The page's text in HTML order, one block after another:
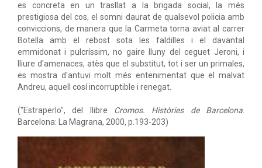
es concreta en un trasllat a la brigada social, la més
prestigiosa del cos, el somni daurat de qualsevol policia amb
conviccions, de manera que la Carmeta torna aviat al carrer
Botella amb el rebost sota les faldilles i el davantal
emmidonat i pulcríssim, no gaire lluny del ceguet Jeroni, i
lliure d'amenaces, atès que el substitut, tot i ser un primales,
es mostra d'antuvi molt més entenimentat que el malvat
Andreu, aquell cosí incorruptible i renegat.
("Estraperlo", del llibre Cromos. Històries de Barcelona
Barcelona: La Magrana, 2000, p.193-203)